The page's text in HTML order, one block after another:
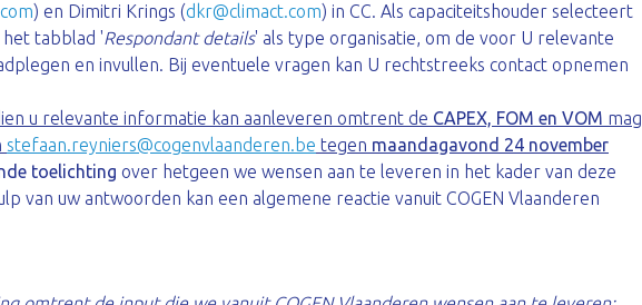
) en Dimitri Krings (dkr@climact.com) in CC. Als capaciteitshouder selecteert
het tabblad 'Respondant details' als type organisatie, om de voor U relevante
en invullen. Bij eventuele vragen kan U rechtstreeks contact opnemen
u relevante informatie kan aanleveren omtrent de CAPEX, FOM en VOM mag
stefaan.reyniers@cogenvlaanderen.be tegen maandagavond 24 november
toelichting over hetgeen we wensen aan te leveren in het kader van deze
van uw antwoorden kan een algemene reactie vanuit COGEN Vlaanderen